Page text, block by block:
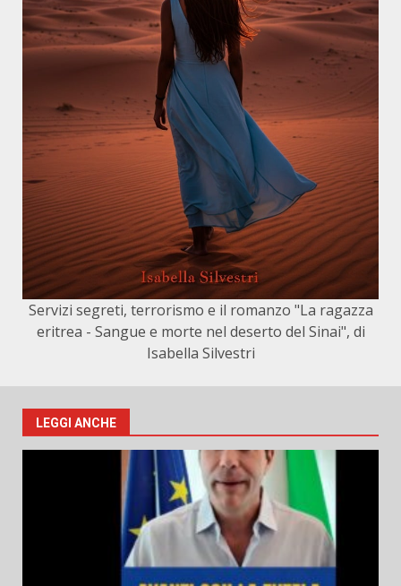
Servizi segreti, terrorismo e il romanzo "La ragazza
eritrea - Sangue e morte nel deserto del Sinai", di
Isabella Silvestri
LEGGI ANCHE